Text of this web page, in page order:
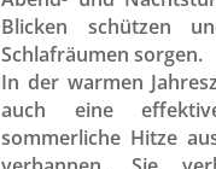
Blicken schützen
Schlafräumen sorgen.
In der warmen
auch eine
sommerliche Hitze